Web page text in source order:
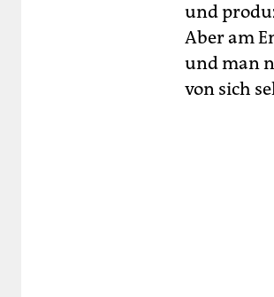
und
Aber am
und man
von sich